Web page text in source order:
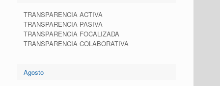
TRANSPARENCIA ACTIVA
TRANSPARENCIA PASIVA
TRANSPARENCIA FOCALIZADA
TRANSPARENCIA COLABORATIVA
Agosto